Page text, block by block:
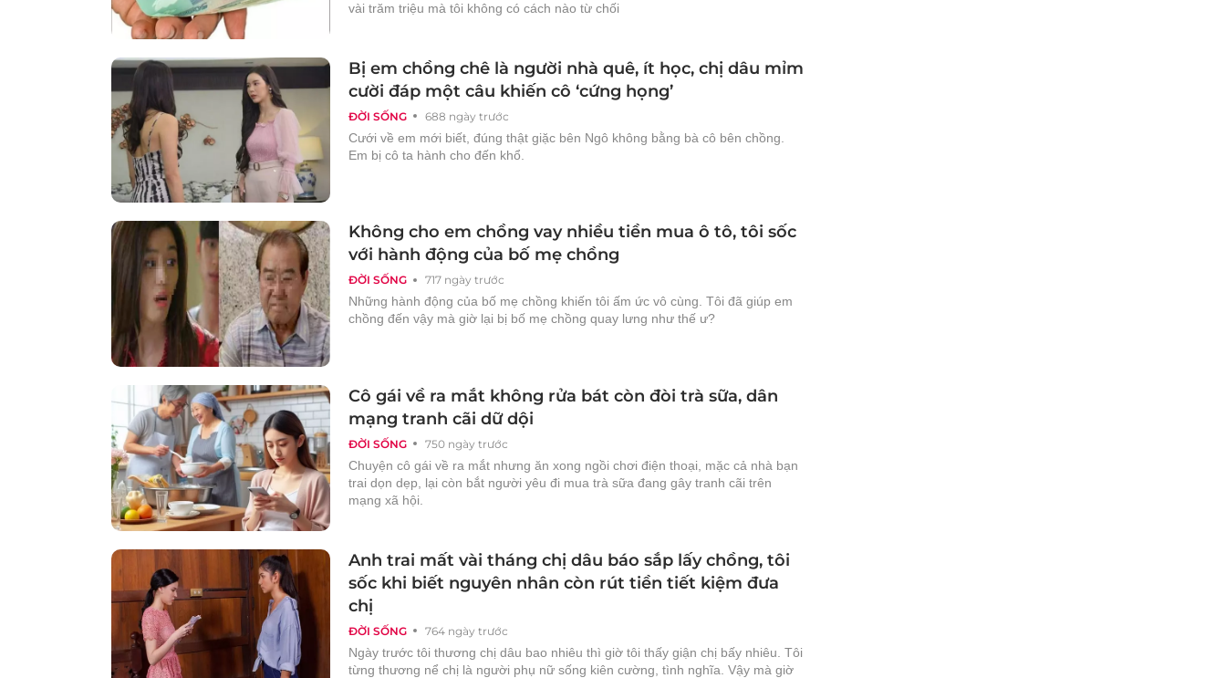
vài trăm triệu mà tôi không có cách nào từ chối
ĐỜI SỐNG 688 ngày trước
Bị em chồng chê là người nhà quê, ít học, chị dâu mỉm
cười đáp một câu khiến cô ‘cứng họng’
Cưới về em mới biết, đúng thật giặc bên Ngô không bằng bà cô bên chồng.
Em bị cô ta hành cho đến khổ.
ĐỜI SỐNG 717 ngày trước
Không cho em chồng vay nhiều tiền mua ô tô, tôi sốc
với hành động của bố mẹ chồng
Những hành động của bố mẹ chồng khiến tôi ấm ức vô cùng. Tôi đã giúp em
chồng đến vậy mà giờ lại bị bố mẹ chồng quay lưng như thế ư?
ĐỜI SỐNG 750 ngày trước
Cô gái về ra mắt không rửa bát còn đòi trà sữa, dân
mạng tranh cãi dữ dội
Chuyện cô gái về ra mắt nhưng ăn xong ngồi chơi điện thoại, mặc cả nhà bạn
trai dọn dẹp, lại còn bắt người yêu đi mua trà sữa đang gây tranh cãi trên
mạng xã hội.
ĐỜI SỐNG 764 ngày trước
Anh trai mất vài tháng chị dâu báo sắp lấy chồng, tôi
sốc khi biết nguyên nhân còn rút tiền tiết kiệm đưa
chị
Ngày trước tôi thương chị dâu bao nhiêu thì giờ tôi thấy giận chị bấy nhiêu. Tôi
từng thương nể chị là người phụ nữ sống kiên cường, tình nghĩa. Vậy mà giờ